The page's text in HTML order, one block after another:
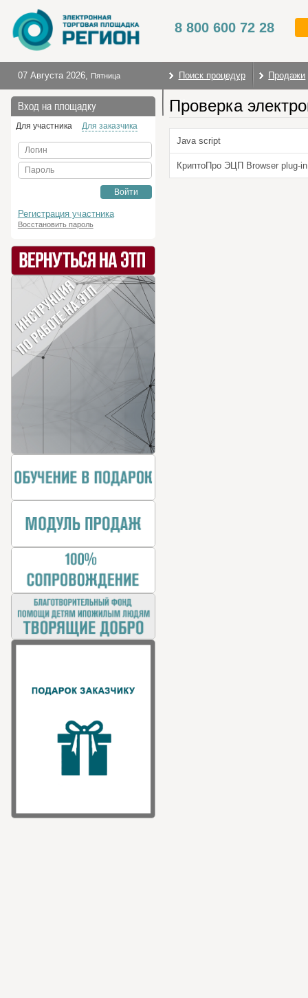
8 800 600 72 28
07 Августа 2026, Пятница Поиск процедур Продажи
На главную
Вход на площадку
Для участника Для заказчика
Логин
Пароль
Войти
Регистрация участника
Восстановить пароль
Проверка
Java script
КриптоПро ЭЦП Browser plug-in